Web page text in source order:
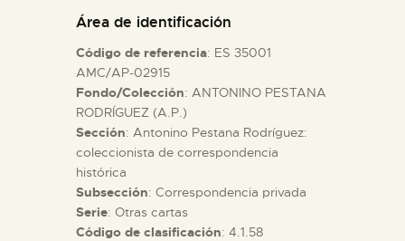
ACTIVIDADES
█
EL MUSEO
COLECCIONES
Área de identificación
Código de referencia: ES 35001
AMC/AP-02915
Fondo/Colección: ANTONINO PESTANA
RODRÍGUEZ (A.P.)
Sección: Antonino Pestana Rodríguez:
coleccionista de correspondencia
histórica
Subsección: Correspondencia privada
Serie: Otras cartas
Código de clasificación: 4.1.58